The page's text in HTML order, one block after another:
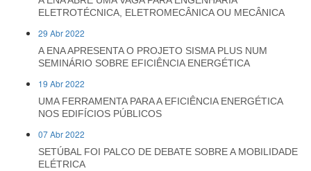
ELETROTÉCNICA, ELETROMECÂNICA OU MECÂNICA
29 Abr 2022
A ENA APRESENTA O PROJETO SISMA PLUS NUM
SEMINÁRIO SOBRE EFICIÊNCIA ENERGÉTICA
19 Abr 2022
UMA FERRAMENTA PARA A EFICIÊNCIA ENERGÉTICA
NOS EDIFÍCIOS PÚBLICOS
07 Abr 2022
SETÚBAL FOI PALCO DE DEBATE SOBRE A MOBILIDADE
ELÉTRICA